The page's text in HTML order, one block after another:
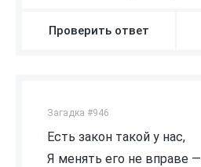
Проверить ответ
Загадка #946
Есть закон такой у нас,
Я менять его не вправе —